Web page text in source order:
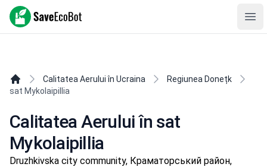
SaveEcoBot
Calitatea Aerului în Ucraina
Regiunea Donețk
sat Mykolaipillia
Calitatea Aerului în sat
Mykolaipillia
Druzhkivska city community, Краматорський район,